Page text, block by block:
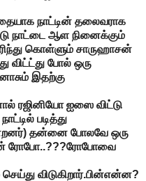
நாட்டின் தலைவராக
நாட்டை ஆள நினைக்கும்
கொள்ளும் சாருஹாசன்
விட்ட்து போல் ஒரு
இதற்கு
ரஜினியோ ஐஸை விட்டு
படித்து
தன்னை போலவே ஒரு
ரோபோ..???ரோபோவை
விடுகிறார்.பின்என்ன?